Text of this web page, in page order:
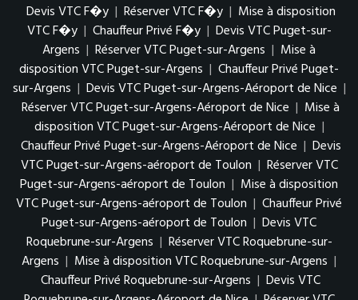
Devis VTC F�y | Réserver VTC F�y | Mise à disposition
VTC F�y | Chauffeur Privé F�y | Devis VTC Puget-sur-
Argens | Réserver VTC Puget-sur-Argens | Mise à
disposition VTC Puget-sur-Argens | Chauffeur Privé Puget-
sur-Argens | Devis VTC Puget-sur-Argens-Aéroport de Nice |
Réserver VTC Puget-sur-Argens-Aéroport de Nice | Mise à
disposition VTC Puget-sur-Argens-Aéroport de Nice |
Chauffeur Privé Puget-sur-Argens-Aéroport de Nice | Devis
VTC Puget-sur-Argens-aéroport de Toulon | Réserver VTC
Puget-sur-Argens-aéroport de Toulon | Mise à disposition
VTC Puget-sur-Argens-aéroport de Toulon | Chauffeur Privé
Puget-sur-Argens-aéroport de Toulon | Devis VTC
Roquebrune-sur-Argens | Réserver VTC Roquebrune-sur-
Argens | Mise à disposition VTC Roquebrune-sur-Argens |
Chauffeur Privé Roquebrune-sur-Argens | Devis VTC